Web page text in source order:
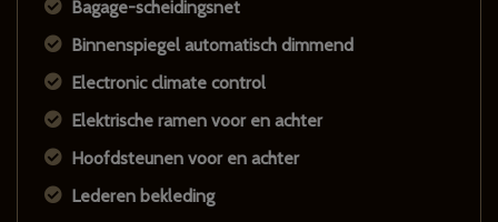
Bagage-scheidingsnet
Binnenspiegel automatisch dimmend
Electronic climate control
Elektrische ramen voor en achter
Hoofdsteunen voor en achter
Lederen bekleding